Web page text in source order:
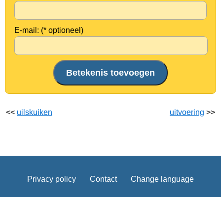
E-mail: (* optioneel)
<< uilskuiken uitvoering >>
Privacy policy Contact Change language